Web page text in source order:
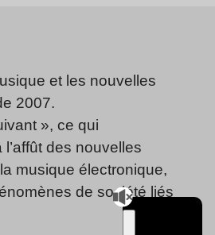
et les nouvelles
2007.
», ce qui
des nouvelles
musique électronique,
de société liés